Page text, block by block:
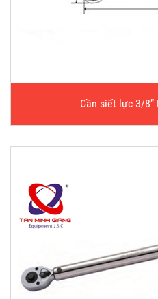
Cần siết lực 3/8”